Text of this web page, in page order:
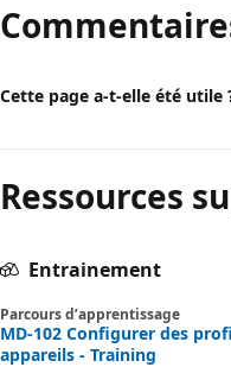
Cette page a-t-elle été utile
Ressources
Entrainement
Parcours d’apprentissage
MD-102 Configurer des
appareils - Training